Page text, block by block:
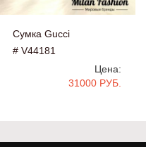
Сумка Gucci
# V44181
Цена:
31000 РУБ.